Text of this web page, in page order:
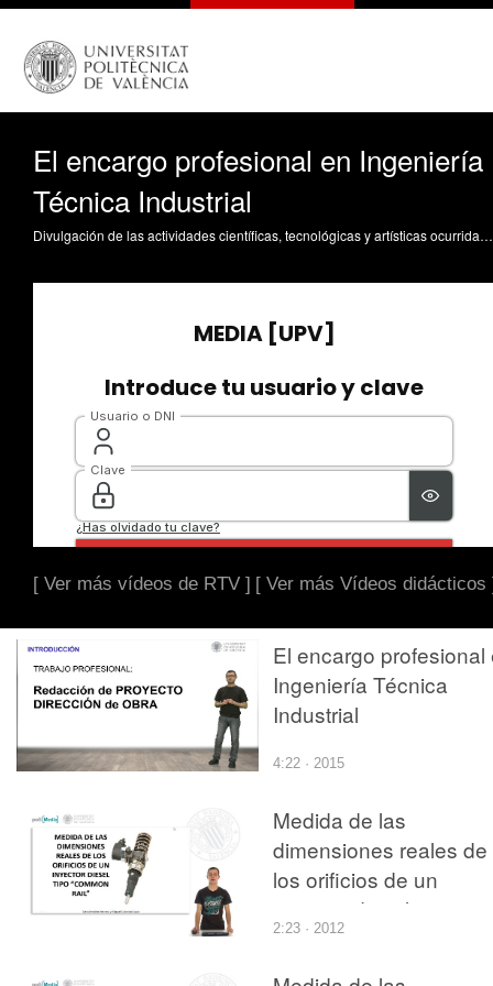
El encargo profesional en Ingeniería
Técnica Industrial
Divulgación de las actividades científicas, tecnológicas y artísticas ocurridas en los tres campus de la UPV
[ Ver más vídeos de RTV ] [ Ver más Vídeos didácticos
El encargo profesional
Ingeniería Técnica
Industrial
4:22 · 2015
Medida de las
dimensiones reales de
los orificios de un
inyector diesel tipo
\"common Rail\","El
2:23 · 2012